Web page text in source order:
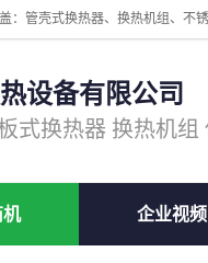
设备有限公司
机 企业视频